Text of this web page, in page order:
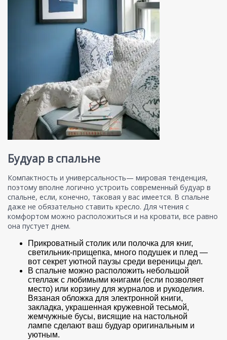
Будуар в спальне
Компактность и универсальность— мировая тенденция,
поэтому вполне логично устроить современный будуар в
спальне, если, конечно, таковая у вас имеется. В спальне
даже не обязательно ставить кресло. Для чтения с
комфортом можно расположиться и на кровати, все равно
она пустует днем.
Прикроватный столик или полочка для книг,
светильник-прищепка, много подушек и плед —
вот секрет уютной паузы среди вереницы дел.
В спальне можно расположить небольшой
стеллаж с любимыми книгами (если позволяет
место) или корзину для журналов и рукоделия.
Вязаная обложка для электронной книги,
закладка, украшенная кружевной тесьмой,
жемчужные бусы, висящие на настольной
лампе сделают ваш будуар оригинальным и
уютным.